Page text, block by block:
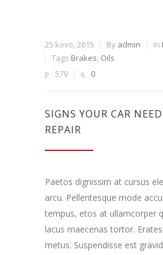
25 kovo, 2015 By admin In
Tags Brakes, Oils
579
0
SIGNS YOUR CAR
REPAIR
Paetos dignissim at cursus
arcu. Pellentesque mode
tempus, etos at ullamcorper
lacus maecenas tortor.
metus. Suspendisse est